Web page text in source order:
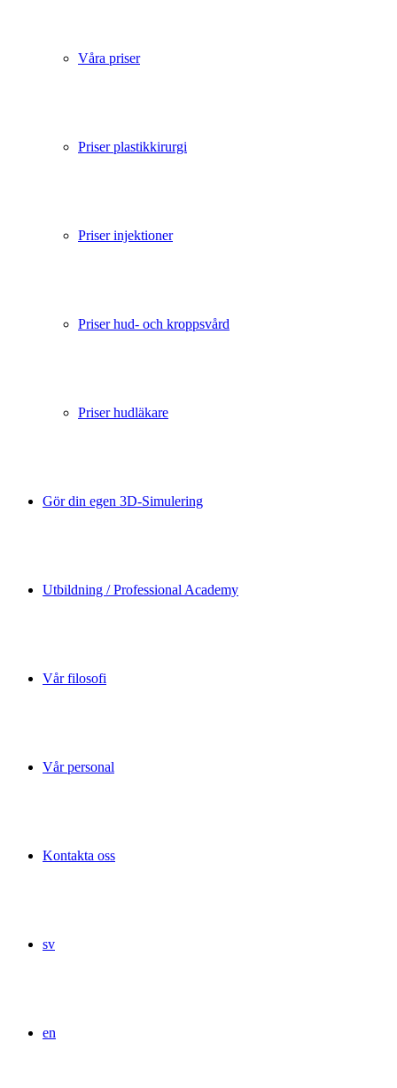
Våra priser
Priser plastikkirurgi
Priser injektioner
Priser hud- och kroppsvård
Priser hudläkare
Gör din egen 3D-Simulering
Utbildning / Professional Academy
Vår filosofi
Vår personal
Kontakta oss
sv
en